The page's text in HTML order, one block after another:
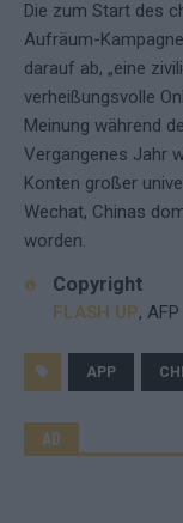
Die zum Start des
Aufräum-
darauf ab, „eine
verheißungsvolle
Meinung während
Vergangenes Jahr
Konten großer
Wechat, Chinas
worden.
Copyright
FLASH UP, AFP
APP
AD